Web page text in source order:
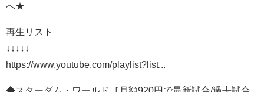
へ★
再生リスト
↓↓↓↓↓
https://www.youtube.com/playlist?list...
◆スターダム・ワールド［月額920円で最新試合/過去試合